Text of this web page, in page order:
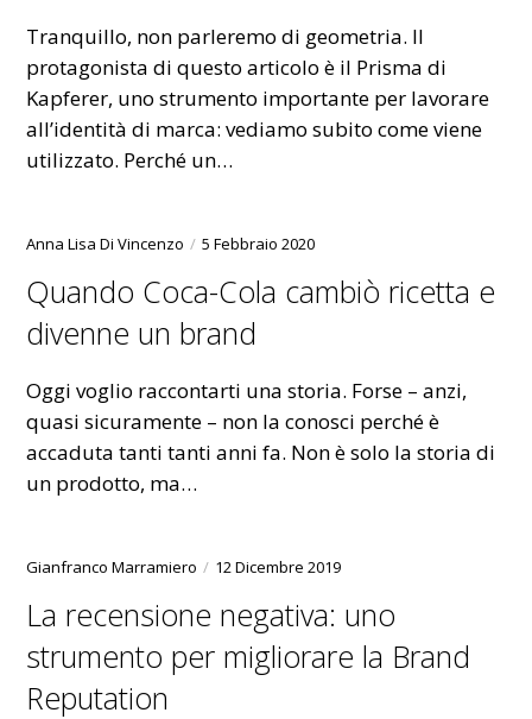
Tranquillo, non parleremo di geometria. Il
protagonista di questo articolo è il Prisma di
Kapferer, uno strumento importante per lavorare
all’identità di marca: vediamo subito come viene
utilizzato. Perché un…
Anna Lisa Di Vincenzo 5 Febbraio 2020
Quando Coca-Cola cambiò ricetta e
divenne un brand
Oggi voglio raccontarti una storia. Forse – anzi,
quasi sicuramente – non la conosci perché è
accaduta tanti tanti anni fa. Non è solo la storia di
un prodotto, ma…
Gianfranco Marramiero 12 Dicembre 2019
La recensione negativa: uno
strumento per migliorare la Brand
Reputation